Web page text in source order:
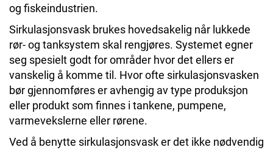
og fiskeindustrien.
Sirkulasjonsvask brukes hovedsakelig når lukkede
rør- og tanksystem skal rengjøres. Systemet egner
seg spesielt godt for områder hvor det ellers er
vanskelig å komme til. Hvor ofte sirkulasjonsvasken
bør gjennomføres er avhengig av type produksjon
eller produkt som finnes i tankene, pumpene,
varmevekslerne eller rørene.
Ved å benytte sirkulasjonsvask er det ikke nødvendig